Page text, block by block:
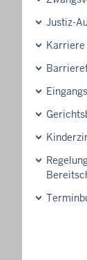
Justiz-
Karriere